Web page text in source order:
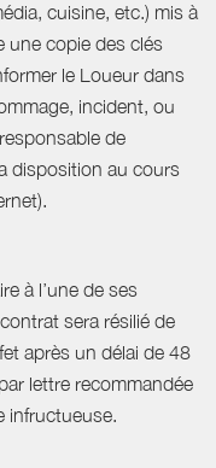
cuisine, etc.) mis à
une copie des clés
le Loueur dans
incident, ou
de
disposition au cours
à l’une de ses
sera résilié de
après un délai de 48
lettre recommandée
infructueuse.